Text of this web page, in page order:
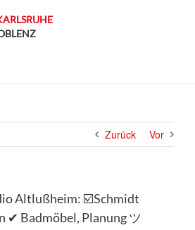
Zurück Vor
Altlußheim: ☑️Schmidt
✔ Badmöbel, Planung ツ